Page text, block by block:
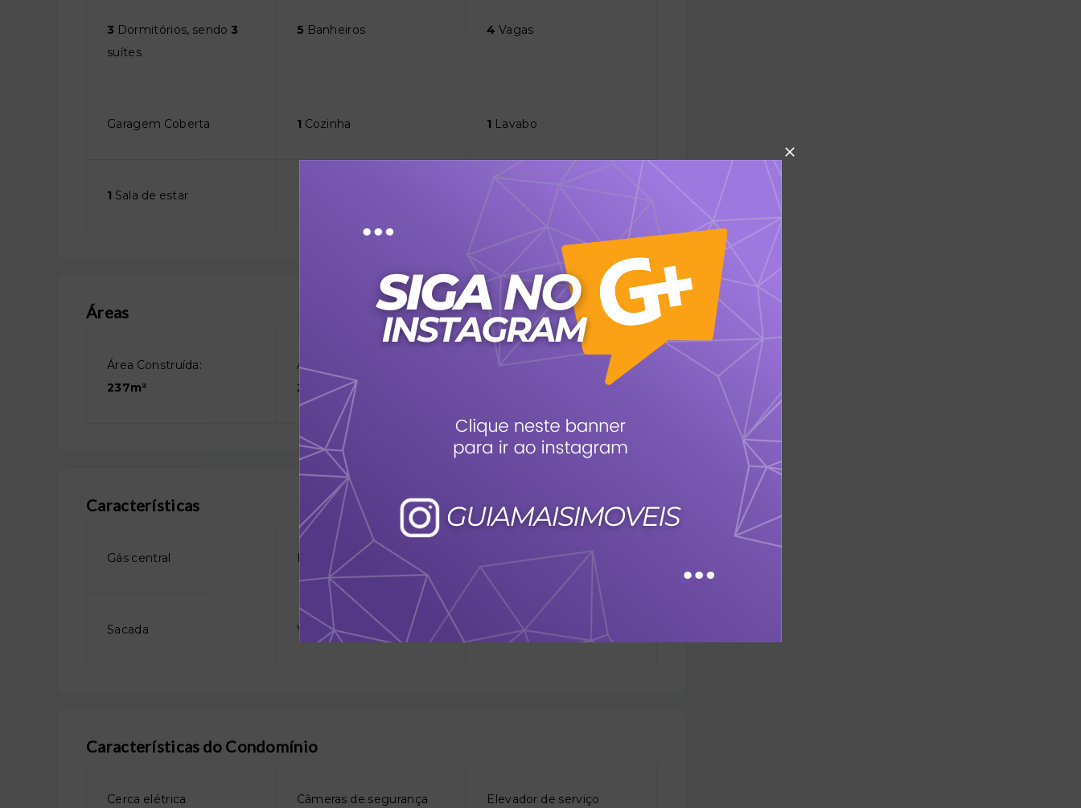
3 Dormitórios, sendo 3
suítes
5 Banheiros 4 Vagas
Garagem Coberta 1 Cozinha 1 Lavabo
1 Sala de estar
Áreas
Área Construída:
237m²
Área Total:
237m²
Características
Gás central Piso porcelanato Portaria
Sacada Vigia Vista exterior
Características do Condomínio
Cerca elétrica Câmeras de segurança Elevador de serviço